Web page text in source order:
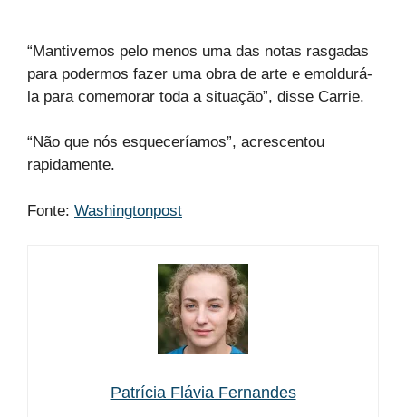
“Mantivemos pelo menos uma das notas rasgadas
para podermos fazer uma obra de arte e emoldurá-
la para comemorar toda a situação”, disse Carrie.
“Não que nós esqueceríamos”, acrescentou
rapidamente.
Fonte: Washingtonpost
Patrícia Flávia Fernandes